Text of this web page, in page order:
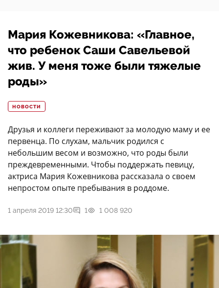
Мария Кожевникова: «Главное,
что ребенок Саши Савельевой
жив. У меня тоже были тяжелые
роды»
НОВОСТИ
Друзья и коллеги переживают за молодую маму и ее
первенца. По слухам, мальчик родился с
небольшим весом и возможно, что роды были
преждевременными. Чтобы поддержать певицу,
актриса Мария Кожевникова рассказала о своем
непростом опыте пребывания в роддоме.
1 апреля 2019 12:30 1 1 008 920